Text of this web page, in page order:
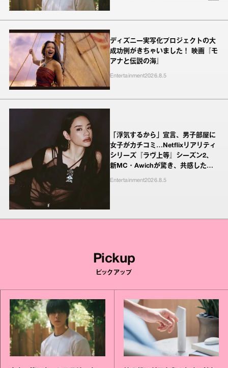
ディズニー実写化プロジェクトの大
成功例がきちゃいました！ 映画『モ
アナと伝説の海』
Entertainment2026.8.5
「浮気するから」宣言、男子部屋に
女子がカチコミ…Netflixリアリティ
シリーズ『ラヴ上等』シーズン2、
新MC・Awichが驚き、共感したヤ
Entertainment2026.8.5
Pickup
ピックアップ